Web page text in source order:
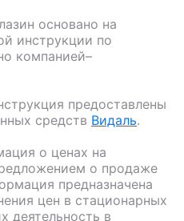
основано на
инструкции по
компанией–
предоставлены
средств Видаль.
о ценах на
о продаже
предназначена
цен в стационарных
деятельность в